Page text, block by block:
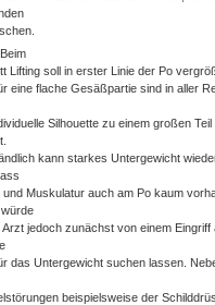
Beim
Lifting soll in erster Linie der Po
eine flache Gesäßpartie sind in aller
Silhouette zu einem großen Teil
kann starkes Untergewicht
und Muskulatur auch am Po kaum
jedoch zunächst von einem Eingriff
das Untergewicht suchen lassen.
beispielsweise der